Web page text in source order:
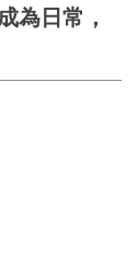
為日常，